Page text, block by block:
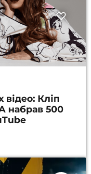
Кліп
набрав 500